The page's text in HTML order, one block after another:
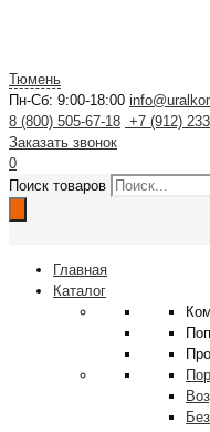
Тюмень
Пн-Сб: 9:00-18:00
8 (800) 505-67-18 +7 (912)
Заказать звонок
0
Поиск товаров
Главная
Каталог